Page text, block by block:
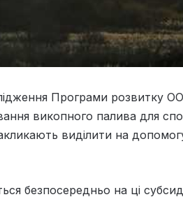
Програми розвитку
викопного палива для
виділити на
безпосередньо на ці